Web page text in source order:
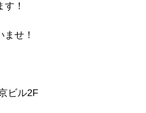
！
せ！
ビル2F